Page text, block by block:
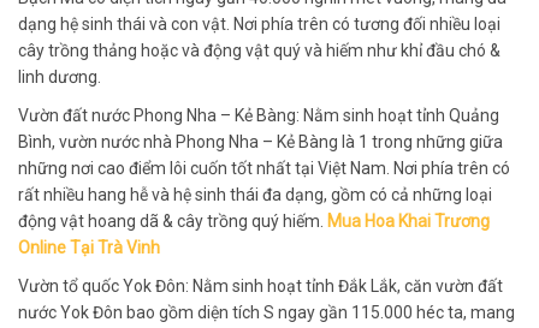
dạng hệ sinh thái và con vật. Nơi phía trên có tương đối nhiều loại
cây trồng thảng hoặc và động vật quý và hiếm như khỉ đầu chó &
linh dương.
Vườn đất nước Phong Nha – Kẻ Bàng: Nằm sinh hoạt tỉnh Quảng
Bình, vườn nước nhà Phong Nha – Kẻ Bàng là 1 trong những giữa
những nơi cao điểm lôi cuốn tốt nhất tại Việt Nam. Nơi phía trên có
rất nhiều hang hễ và hệ sinh thái đa dạng, gồm có cả những loại
động vật hoang dã & cây trồng quý hiếm. Mua Hoa Khai Trương
Online Tại Trà Vinh
Vườn tổ quốc Yok Đôn: Nằm sinh hoạt tỉnh Đắk Lắk, căn vườn đất
nước Yok Đôn bao gồm diện tích S ngay gần 115.000 héc ta, mang